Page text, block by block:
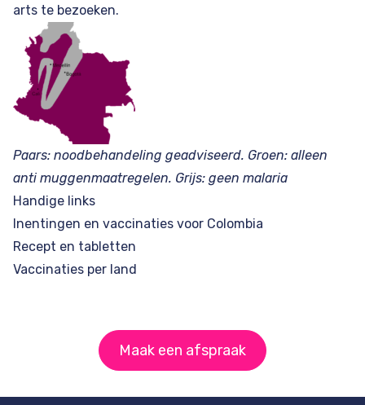
arts te bezoeken.
Paars: noodbehandeling geadviseerd. Groen: alleen
anti muggenmaatregelen. Grijs: geen malaria
Handige links
Inentingen en vaccinaties voor Colombia
Recept en tabletten
Vaccinaties per land
Maak een afspraak